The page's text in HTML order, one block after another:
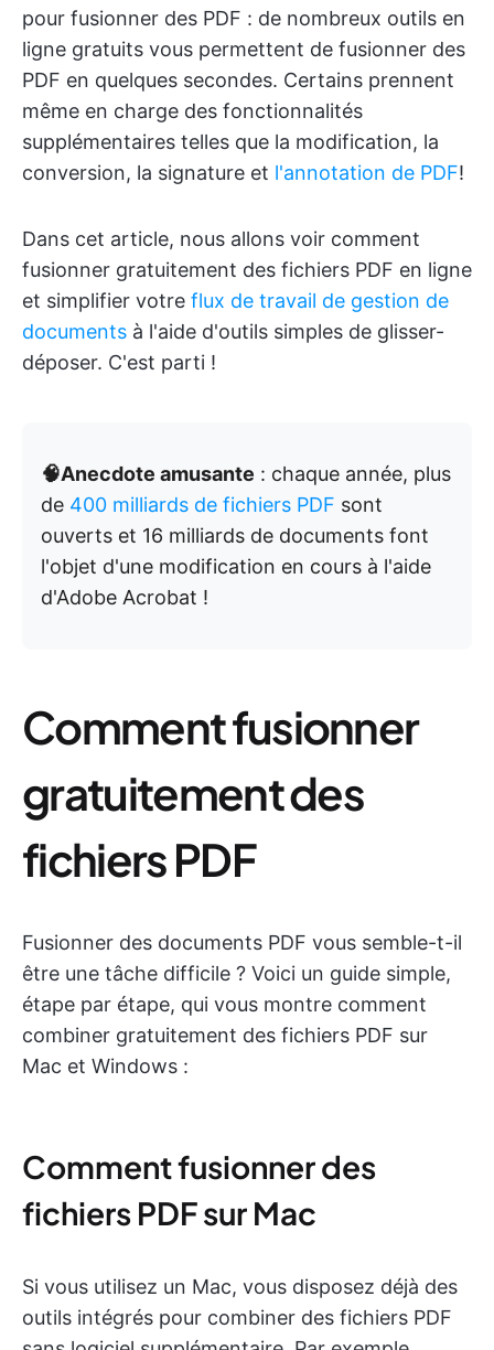
pour fusionner des PDF : de nombreux outils en
ligne gratuits vous permettent de fusionner des
PDF en quelques secondes. Certains prennent
même en charge des fonctionnalités
supplémentaires telles que la modification, la
conversion, la signature et l'annotation de PDF!
Dans cet article, nous allons voir comment
fusionner gratuitement des fichiers PDF en ligne
et simplifier votre flux de travail de gestion de
documents à l'aide d'outils simples de glisser-
déposer. C'est parti !
🧠Anecdote amusante : chaque année, plus
de 400 milliards de fichiers PDF sont
ouverts et 16 milliards de documents font
l'objet d'une modification en cours à l'aide
d'Adobe Acrobat !
Comment fusionner
gratuitement des
fichiers PDF
Fusionner des documents PDF vous semble-t-il
être une tâche difficile ? Voici un guide simple,
étape par étape, qui vous montre comment
combiner gratuitement des fichiers PDF sur
Mac et Windows :
Comment fusionner des
fichiers PDF sur Mac
Si vous utilisez un Mac, vous disposez déjà des
outils intégrés pour combiner des fichiers PDF